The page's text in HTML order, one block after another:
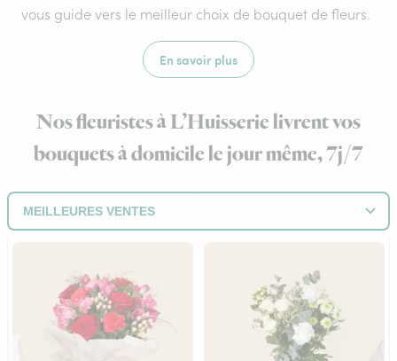
vous guide vers le meilleur choix de bouquet de fleurs.
En savoir plus
Nos fleuristes à L’Huisserie livrent vos
bouquets à domicile le jour même, 7j/7